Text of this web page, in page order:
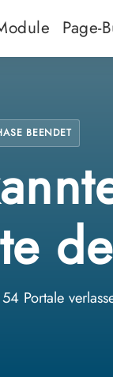
Page-
BEENDET
Portale